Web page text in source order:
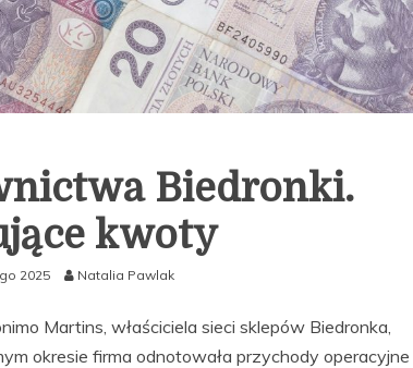
Biedronki.
kwoty
2025 Natalia Pawlak
Martins, właściciela sieci sklepów Biedronka,
okresie firma odnotowała przychody operacyjne